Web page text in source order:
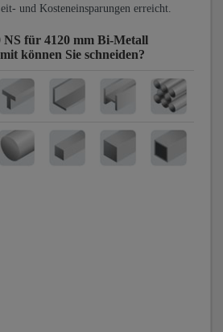
und Kosteneinsparungen erreicht.
für 4120 mm Bi-Metall
können Sie schneiden?